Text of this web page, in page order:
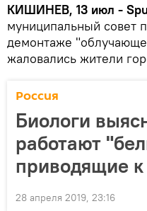
КИШИНЕВ, 13 июл -
муниципальный совет
демонтаже
жаловались жители
Россия
Биологи
работают
приводящие
28 апреля 2019, 23:16